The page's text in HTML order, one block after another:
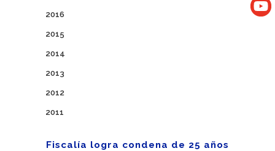
2016
2015
2014
2013
2012
2011
Fiscalía logra condena de 25 años